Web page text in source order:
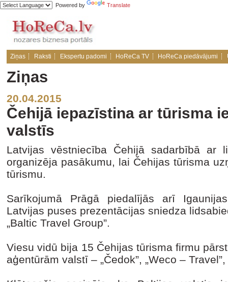
Powered by Translate
Ziņas Raksti Ekspertu padomi HoReCa TV HoReCa piedāvājumi
Ziņas
20.04.2015
Čehijā iepazīstina ar tūrisma
valstīs
Latvijas vēstniecība Čehijā sadarbībā ar
organizēja pasākumu, lai Čehijas tūrisma
tūrismu.
Sarīkojumā Prāgā piedalījās arī
Latvijas puses prezentācijas sniedza
„Baltic Travel Group”.
Viesu vidū bija 15 Čehijas tūrisma firmu
aģentūrām valstī – „Čedok”, „Weco –